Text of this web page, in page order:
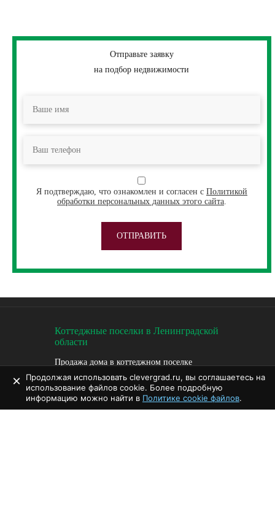
×
Продолжая использовать clevergrad.ru, вы соглашаетесь на
использование файлов cookie. Более подробную
информацию можно найти в Политике cookie файлов.
Отправьте заявку
на подбор недвижимости
Я подтверждаю, что ознакомлен и согласен с Политикой
обработки персональных данных этого сайта.
ОТПРАВИТЬ
Коттеджные поселки в Ленинградской
области
Продажа дома в коттеджном поселке
Чем участки в коттеджных поселках лучше
Коттеджный поселок с инфраструктурой